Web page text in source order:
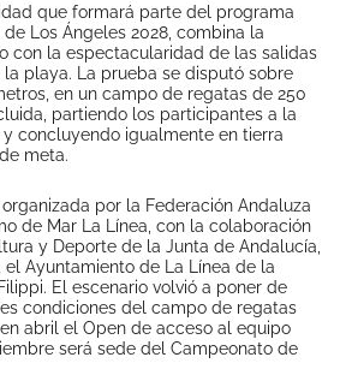
que formará parte del programa
Los Ángeles 2028, combina la
con la espectacularidad de las salidas
playa. La prueba se disputó sobre
en un campo de regatas de 250
partiendo los participantes a la
concluyendo igualmente en tierra
meta.
por la Federación Andaluza
de Mar La Línea, con la colaboración
y Deporte de la Junta de Andalucía,
Ayuntamiento de La Línea de la
El escenario volvió a poner de
condiciones del campo de regatas
abril el Open de acceso al equipo
será sede del Campeonato de